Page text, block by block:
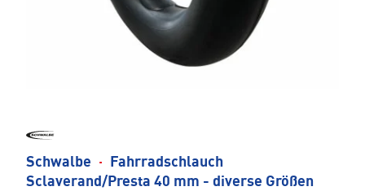
Schwalbe ·
Fahrradschlauch
Sclaverand/Presta 40 mm - diverse Größen